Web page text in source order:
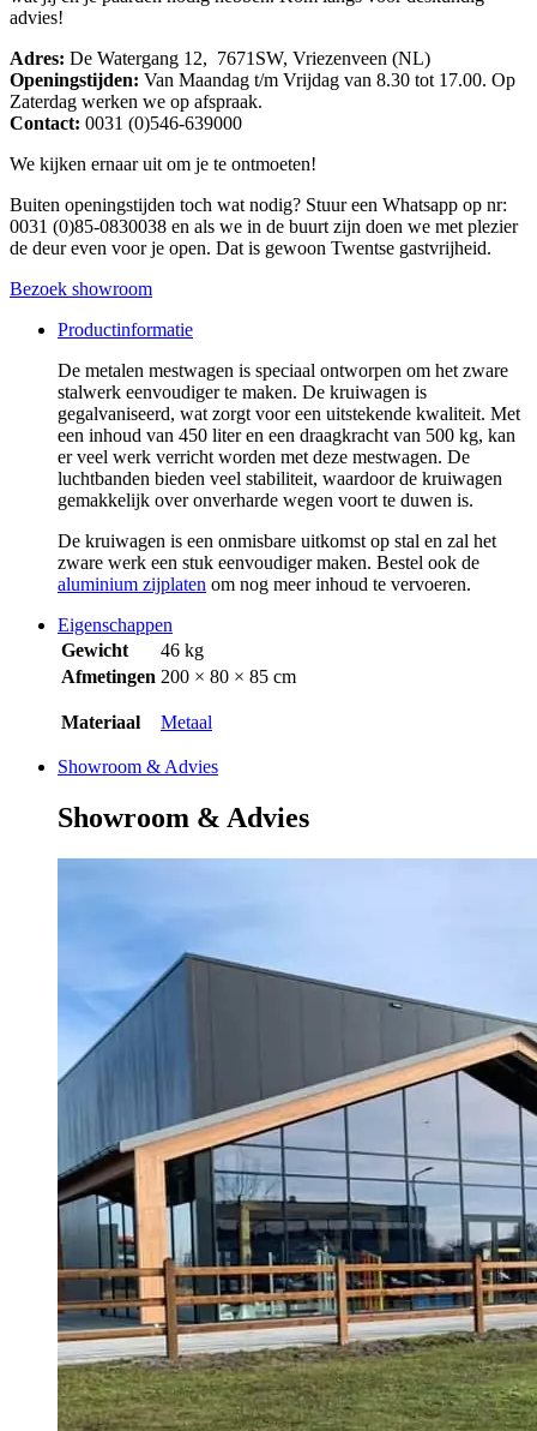
advies!
Adres: De Watergang 12, 7671SW, Vriezenveen (NL)
Openingstijden: Van Maandag t/m Vrijdag van 8.30 tot 17.00. Op
Zaterdag werken we op afspraak.
Contact: 0031 (0)546-639000
We kijken ernaar uit om je te ontmoeten!
Buiten openingstijden toch wat nodig? Stuur een Whatsapp op nr:
0031 (0)85-0830038 en als we in de buurt zijn doen we met plezier
de deur even voor je open. Dat is gewoon Twentse gastvrijheid.
Bezoek showroom
Productinformatie
De metalen mestwagen is speciaal ontworpen om het zware
stalwerk eenvoudiger te maken. De kruiwagen is
gegalvaniseerd, wat zorgt voor een uitstekende kwaliteit. Met
een inhoud van 450 liter en een draagkracht van 500 kg, kan
er veel werk verricht worden met deze mestwagen. De
luchtbanden bieden veel stabiliteit, waardoor de kruiwagen
gemakkelijk over onverharde wegen voort te duwen is.
De kruiwagen is een onmisbare uitkomst op stal en zal het
zware werk een stuk eenvoudiger maken. Bestel ook de
aluminium zijplaten om nog meer inhoud te vervoeren.
Eigenschappen
Gewicht
46 kg
Afmetingen 200 × 80 × 85 cm
Materiaal Metaal
Showroom & Advies
Showroom & Advies